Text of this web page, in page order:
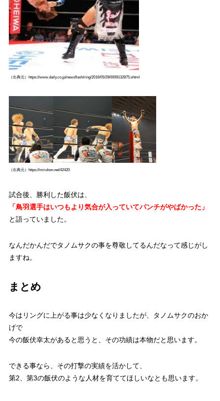
（出典元）https://www.daily.co.jp/newsflash/ring/2016/05/29/0009132875.shtml
（出典元）https://miruhon.net/42420
試合後、勝利した飯伏は、
「鳥羽選手はいつもより気合が入っていてパンチがやばかった」
と語っていました。
なんだかんだでタノムサクの事を尊敬してるんだなって感じがし
ますね。
まとめ
今はリングに上がる事は少なくなりましたが、タノムサクのおか
げで
今の飯伏幸太があると思うと、その功績は本物だと思います。
できる事なら、その打撃の実績を活かして、
第2、第3の飯伏のような人材を育ててほしいなとも思います。